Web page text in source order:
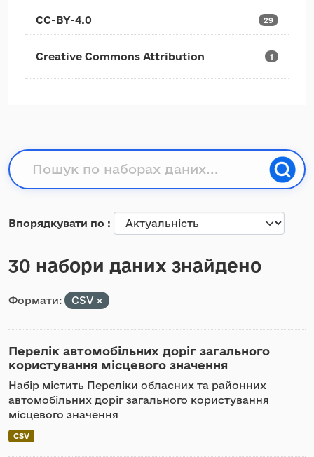
CC-BY-4.0 29
Creative Commons Attribution 1
Впорядкувати по
30 набори даних знайдено
Формати: CSV
Перелік автомобільних доріг загального
користування місцевого значення
Набір містить Переліки обласних та районних
автомобільних доріг загального користування
місцевого значення
CSV